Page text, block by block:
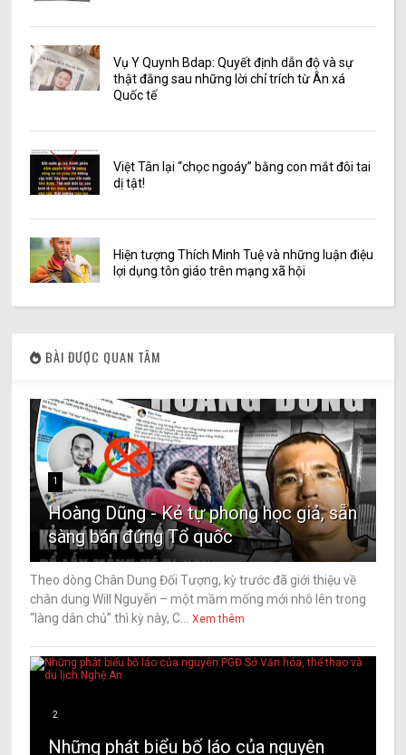
Vụ Y Quynh Bdap: Quyết định dẫn độ và sự
thật đằng sau những lời chỉ trích từ Ân xá
Quốc tế
Việt Tân lại “chọc ngoáy” bằng con mắt đôi tai
dị tật!
Hiện tượng Thích Minh Tuệ và những luận điệu
lợi dụng tôn giáo trên mạng xã hội
BÀI ĐƯỢC QUAN TÂM
1
Hoàng Dũng - Kẻ tự phong học giả, sẵn
sàng bán đứng Tổ quốc
Theo dòng Chân Dung Đối Tượng, kỳ trước đã giới thiệu về
chân dung Will Nguyễn – một mầm mống mới nhô lên trong
“làng dân chủ” thì kỳ này, C...
Xem thêm
2
Những phát biểu bố láo của nguyên